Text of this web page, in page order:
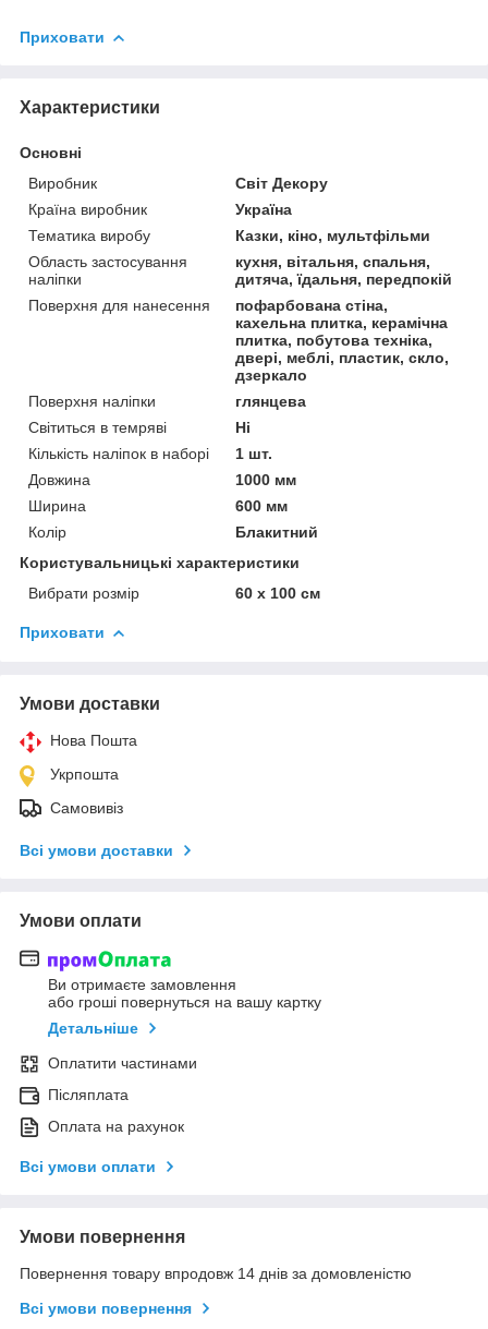
Приховати
Характеристики
Основні
Виробник
Світ Декору
Країна виробник
Україна
Тематика виробу
Казки, кіно, мультфільми
Область застосування
наліпки
кухня, вітальня, спальня,
дитяча, їдальня, передпокій
Поверхня для нанесення
пофарбована стіна,
кахельна плитка, керамічна
плитка, побутова техніка,
двері, меблі, пластик, скло,
дзеркало
Поверхня наліпки
глянцева
Світиться в темряві
Ні
Кількість наліпок в наборі
1 шт.
Довжина
1000 мм
Ширина
600 мм
Колір
Блакитний
Користувальницькі характеристики
Вибрати розмір
60 х 100 см
Приховати
Умови доставки
Нова Пошта
Укрпошта
Самовивіз
Всі умови доставки
Умови оплати
Ви отримаєте замовлення
або гроші повернуться на вашу картку
Детальніше
Оплатити частинами
Післяплата
Оплата на рахунок
Всі умови оплати
Умови повернення
Повернення товару впродовж 14 днів за домовленістю
Всі умови повернення